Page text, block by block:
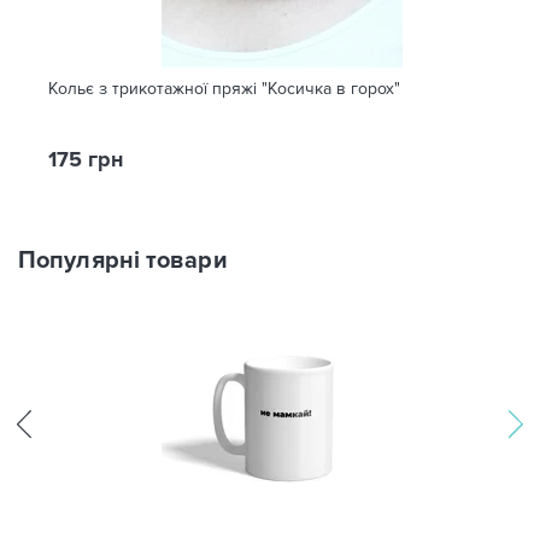
Кольє з трикотажної пряжі "Косичка в горох"
175 грн
Популярні товари